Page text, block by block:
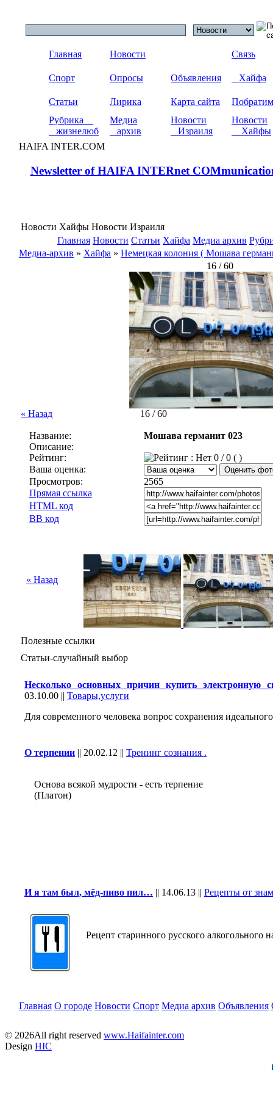
Главная Новости Связь
Спорт Опросы Объявления Хайфа
Статьи Лирика Карта сайта
Рубрика
жизнелюб
Медиа
архив
Новости
Израиля
Новости
Хайфы
HAIFA INTER.COM
Newsletter of HAIFA INTERnet
Новости Хайфы Новости Израиля
Главная Новости Статьи Хайфа Медиа архив
Медиа-архив » Хайфа » Немецкая колония ( Мошава
16 / 60
« Назад 16 / 60
Название:
Мошава германит 023
Описание:
Рейтинг:
0 / 0 ( )
Ваша оценка:
Просмотров:
2565
Прямая ссылка
HTML код
BB код
« Назад
Полезные ссылки
Статьи-случайный выбор
Несколько основных причин купить электронную
03.10.00 || Товары,услуги
Для современного человека вопрос сохранения
О терпении || 20.02.12 || Тренинг сознания .
Основа всякой мудрости - есть терпение
(Платон)
И я там был, мёд-пиво пил… || 14.06.13 || Рецепты от
Рецепт старинного русского алкогольного
Главная О городе Новости Спорт Медиа архив Объявления
© 2026All right reserved www.Haifainter.com
Design HIC